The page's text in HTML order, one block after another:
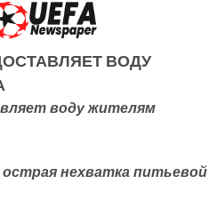
ВОДУ
воду жителям
нехватка питьевой